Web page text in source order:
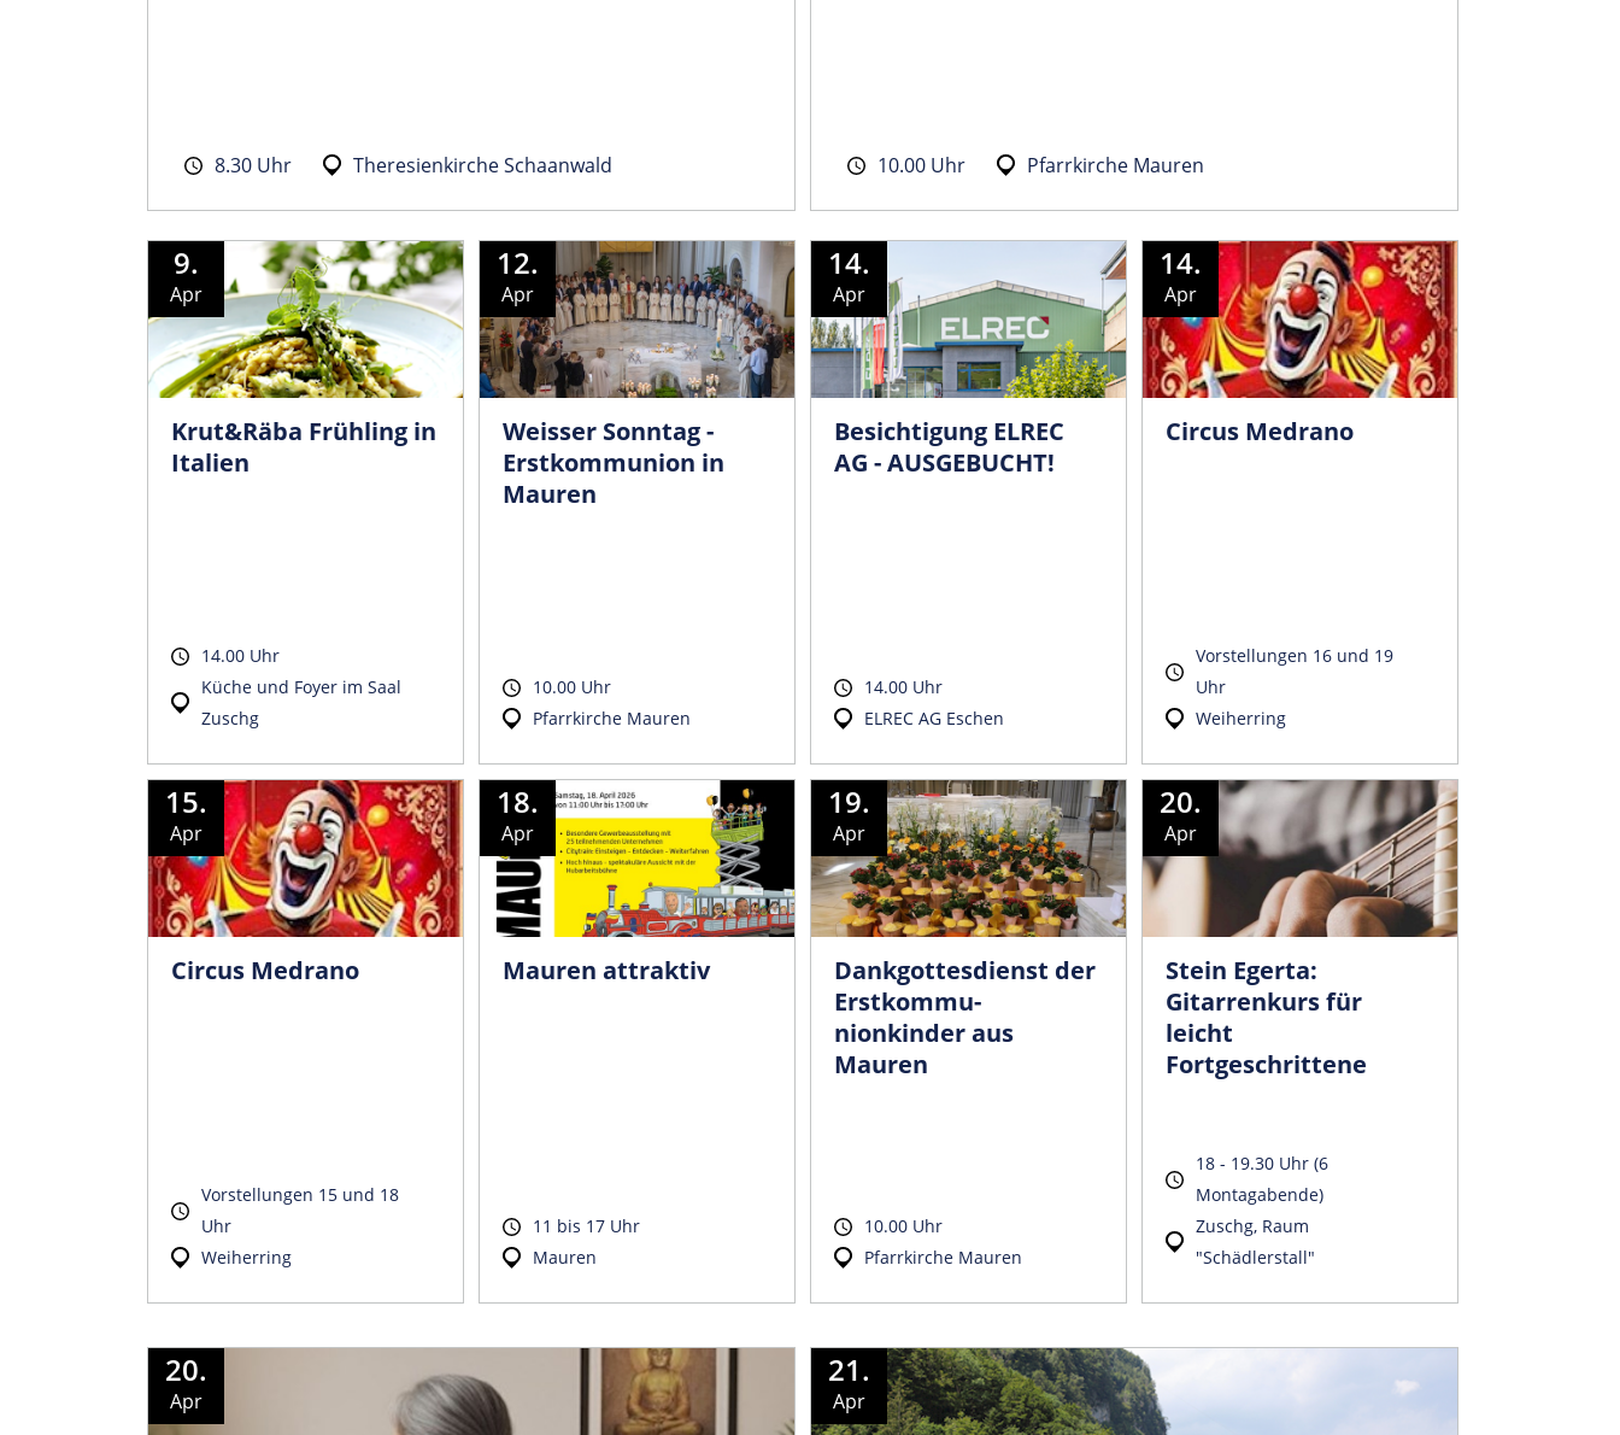
8.30 Uhr Theresienkirche Schaanwald 10.00 Uhr Pfarrkirche Mauren
9.
Apr
Krut&Räba Frühling in
Italien
14.00 Uhr
Küche und Foyer im Saal
Zuschg
12.
Apr
Weisser Sonntag -
Erstkommunion in
Mauren
10.00 Uhr
Pfarrkirche Mauren
14.
Apr
Besichtigung ELREC
AG - AUSGEBUCHT!
14.00 Uhr
ELREC AG Eschen
14.
Apr
Circus Medrano
Vorstellungen 16 und 19
Uhr
Weiherring
15.
Apr
Circus Medrano
Vorstellungen 15 und 18
Uhr
Weiherring
18.
Apr
Mauren attraktiv
11 bis 17 Uhr
Mauren
19.
Apr
Dankgottesdienst der
Erstkommu­
nionkinder aus
Mauren
10.00 Uhr
Pfarrkirche Mauren
20.
Apr
Stein Egerta:
Gitarrenkurs für
leicht
Fortgeschrittene
18 - 19.30 Uhr (6
Montagabende)
Zuschg, Raum
"Schädlerstall"
20.
Apr
21.
Apr